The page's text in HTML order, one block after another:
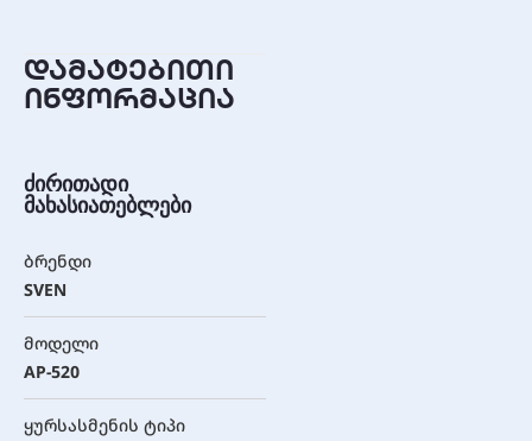
დამატებითი
ინფორმაცია
ძირითადი
მახასიათებლები
ბრენდი
SVEN
მოდელი
AP-520
ყურსასმენის ტიპი